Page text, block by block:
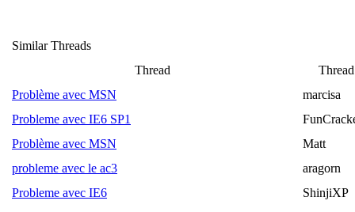
Similar Threads
Thread
Problème avec MSN
marcisa
Probleme avec IE6 SP1
Problème avec MSN
Matt
probleme avec le ac3
aragorn
Probleme avec IE6
ShinjiXP